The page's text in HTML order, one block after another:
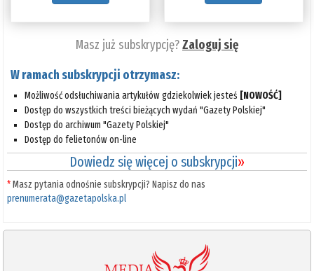
Masz już subskrypcję?Zaloguj się
W ramach subskrypcji otrzymasz:
Możliwość odsłuchiwania artykułów gdziekolwiek jesteś [NOWOŚĆ]
Dostęp do wszystkich treści bieżących wydań "Gazety Polskiej"
Dostęp do archiwum "Gazety Polskiej"
Dostęp do felietonów on-line
Dowiedz się więcej o subskrypcji»
*Masz pytania odnośnie subskrypcji? Napisz do nas
prenumerata@gazetapolska.pl